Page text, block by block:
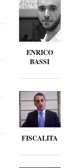
ENRICO
BASSI
FISCALITA